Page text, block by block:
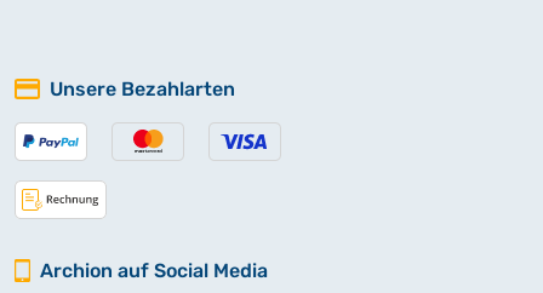
Unsere Bezahlarten
Archion auf Social Media